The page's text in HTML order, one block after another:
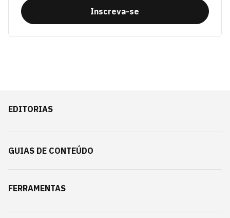
Inscreva-se
EDITORIAS
GUIAS DE CONTEÚDO
FERRAMENTAS